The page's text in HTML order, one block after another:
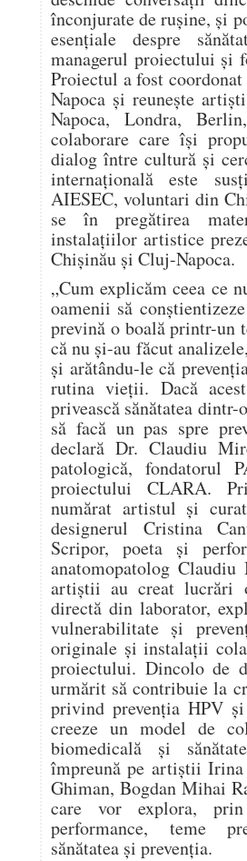
înconjurate de rușine, și
esențiale despre
managerul proiectului și
Proiectul a fost
Napoca și reunește
Napoca, Londra,
colaborare care își
dialog între cultură și
internațională este
AIESEC, voluntari din
se în pregătirea
instalațiilor artistice
Chișinău și Cluj-Napoca.
„Cum explicăm ceea ce
oamenii să
prevină o boală printr-un
că nu și-au făcut
și arătându-le că
rutina vieții. Dacă
privească sănătatea
să facă un pas spre
declară Dr. Claudiu
patologică, fondatorul
proiectului CLARA.
numărat artistul și
designerul Cristina
Scripor, poeta și
anatomopatolog
artiștii au creat lucrări
directă din laborator,
vulnerabilitate și
originale și instalații
proiectului. Dincolo de
urmărit să contribuie la
privind prevenția HPV
creeze un model de
biomedicală și
împreună pe artiștii
Ghiman, Bogdan Mihai
care vor explora,
performance, teme
sănătatea și prevenția.